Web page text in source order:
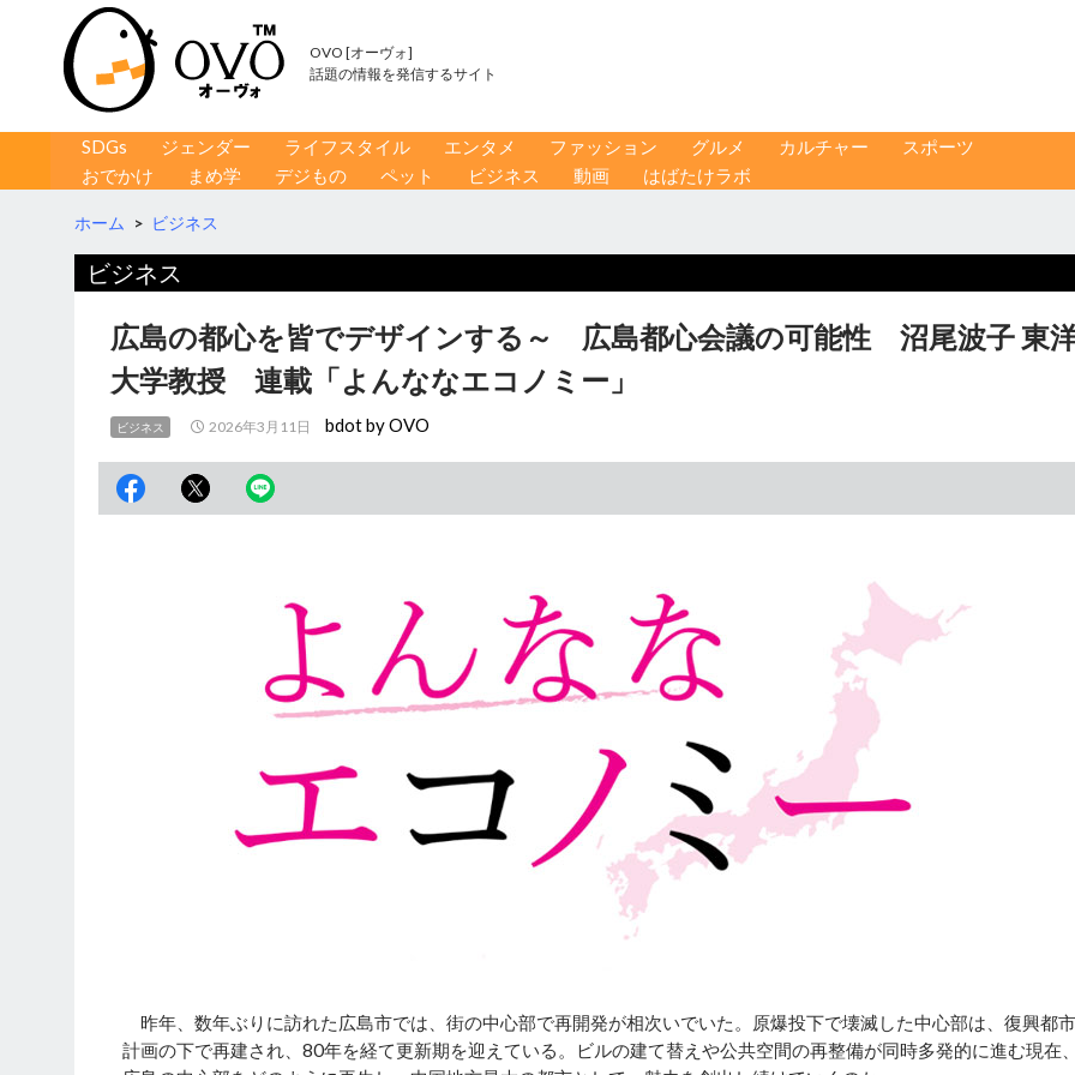
OVO [オーヴォ]
話題の情報を発信するサイト
コンテンツへ移動
SDGs ジェンダー ライフスタイル エンタメ ファッション グルメ カルチャー
スポーツ
おでかけ
まめ学 デジもの ペット ビジネス 動画 はばたけラボ
ホーム > ビジネス
ビジネス
広島の都心を皆でデザインする～ 広島都心会議の可能性 沼尾波子 東
大学教授 連載「よんななエコノミー」
ビジネス 2026年3月11日 bdot by OVO
昨年、数年ぶりに訪れた広島市では、街の中心部で再開発が相次いでいた。原爆投下で壊滅した中心部は、復興都市
計画の下で再建され、80年を経て更新期を迎えている。ビルの建て替えや公共空間の再整備が同時多発的に進む現在